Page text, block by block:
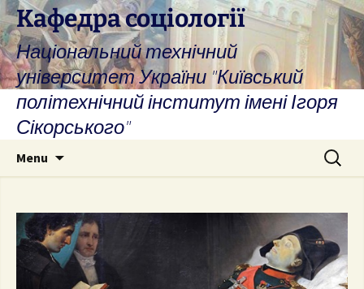
Skip
to
content
Кафедра соціології
Національний технічний
університет України "Київський
політехнічний інститут імені Ігоря
Сікорського"
Menu
Search
for: